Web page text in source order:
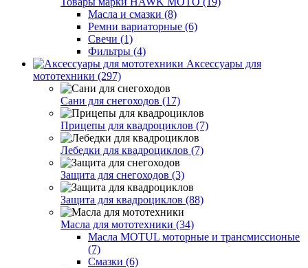
Масла и смазки (8)
Ремни вариаторные (6)
Свечи (1)
Фильтры (4)
Аксессуары для
мототехники (297)
Сани для снегоходов (17)
Прицепы для квадроциклов (7)
Лебедки для квадроциклов (7)
Защита для снегоходов (3)
Защита для квадроциклов (88)
Масла для мототехники (34)
Масла MOTUL моторные и трансмиссионые
(7)
Смазки (6)